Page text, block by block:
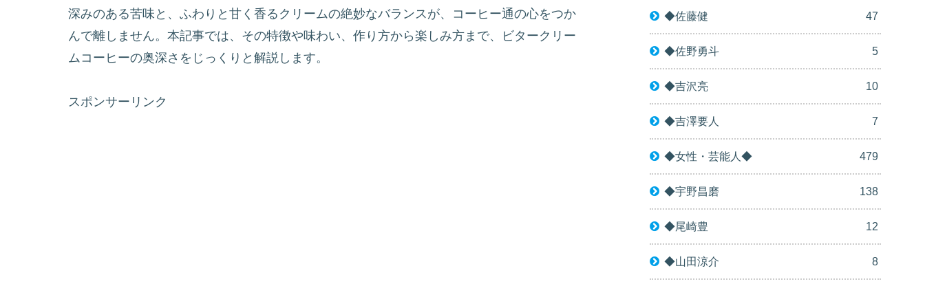
深みのある苦味と、ふわりと甘く香るクリームの絶妙なバランスが、コーヒー通の心をつか
んで離しません。本記事では、その特徴や味わい、作り方から楽しみ方まで、ビタークリー
ムコーヒーの奥深さをじっくりと解説します。
スポンサーリンク
◆佐藤健 47
◆佐野勇斗 5
◆吉沢亮 10
◆吉澤要人 7
◆女性・芸能人◆ 479
◆宇野昌磨 138
◆尾崎豊 12
◆山田涼介 8